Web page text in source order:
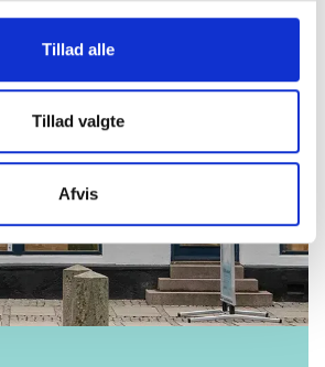
Tillad alle
Tillad valgte
Afvis